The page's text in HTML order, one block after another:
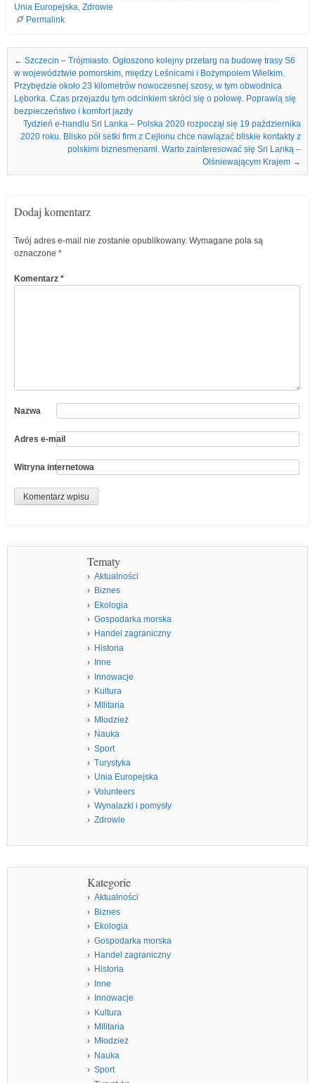
Unia Europejska Zdrowie
Permalink
Nawigacja we wpisach
← Szczecin – Trójmiasto. Ogłoszono kolejny przetarg na budowę trasy S6
w województwie pomorskim, między Leśnicami i Bożympolem Wielkim.
Przybędzie około 23 kilometrów nowoczesnej szosy, w tym obwodnica
Lęborka. Czas przejazdu tym odcinkiem skróci się o połowę. Poprawią się
bezpieczeństwo i komfort jazdy
Tydzień e-handlu Sri Lanka – Polska 2020 rozpoczął się 19 października
2020 roku. Blisko pół setki firm z Cejlonu chce nawiązać bliskie kontakty z
polskimi biznesmenami. Warto zainteresować się Sri Lanką –
Olśniewającym Krajem →
Dodaj komentarz
Twój adres e-mail nie zostanie opublikowany. Wymagane pola są
oznaczone *
Komentarz *
Nazwa
Adres e-mail
Witryna internetowa
Tematy
Aktualności
Biznes
Ekologia
Gospodarka morska
Handel zagraniczny
Historia
Inne
Innowacje
Kultura
MIlitaria
Młodzież
Nauka
Sport
Turystyka
Unia Europejska
Volunteers
Wynalazki i pomysły
Zdrowie
Kategorie
Aktualności
Biznes
Ekologia
Gospodarka morska
Handel zagraniczny
Historia
Inne
Innowacje
Kultura
MIlitaria
Młodzież
Nauka
Sport